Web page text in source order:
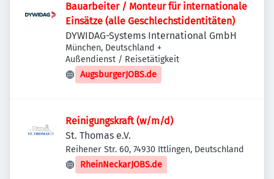
Bauarbeiter / Monteur für internationale
Einsätze (alle Geschlechstidentitäten)
DYWIDAG-Systems International GmbH
München, Deutschland +
Außendienst / Reisetätigkeit
AugsburgerJOBS.de
Reinigungskraft (w/m/d)
St. Thomas e.V.
Reihener Str. 60, 74930 Ittlingen, Deutschland
RheinNeckarJOBS.de